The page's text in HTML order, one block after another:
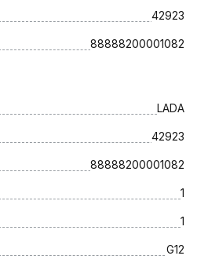
42923
88888200001082
LADA
42923
88888200001082
1
1
G12